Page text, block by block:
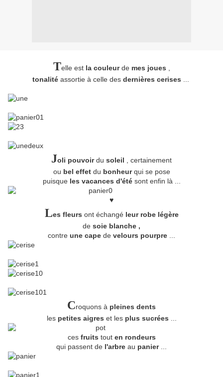
Telle estla couleurde mes joues
tonalitéassortie à celle des dernières cerises
Joli pouvoirdu soleil
, certainement
ou bel effet du bonheurqui se pose
puisque les vacances d'été sont enfin là ...
♥
Les fleurs ont échangé leur robe légère
de soie blanche ,
contre une cape de velours pourpre
Croquons à pleines dents
les petites aigres et les plus sucrées
cesfruits tout en rondeurs
qui passent de l'arbre au panier